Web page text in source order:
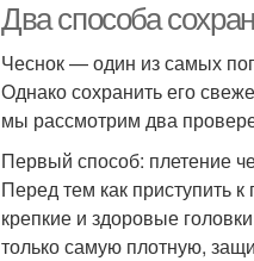
Два способа
Чеснок — один из самых
Однако сохранить его
мы рассмотрим два
Первый способ: плетение
Перед тем как приступить
крепкие и здоровые
только самую плотную,